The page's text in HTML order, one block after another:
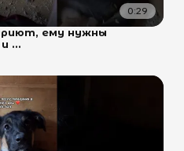
0:29
ему нужны
...